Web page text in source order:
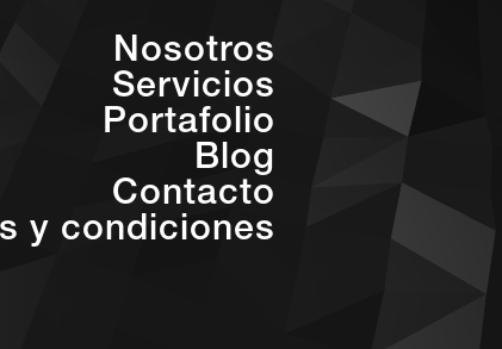
Nosotros
Servicios
Portafolio
Blog
Contacto
y condiciones